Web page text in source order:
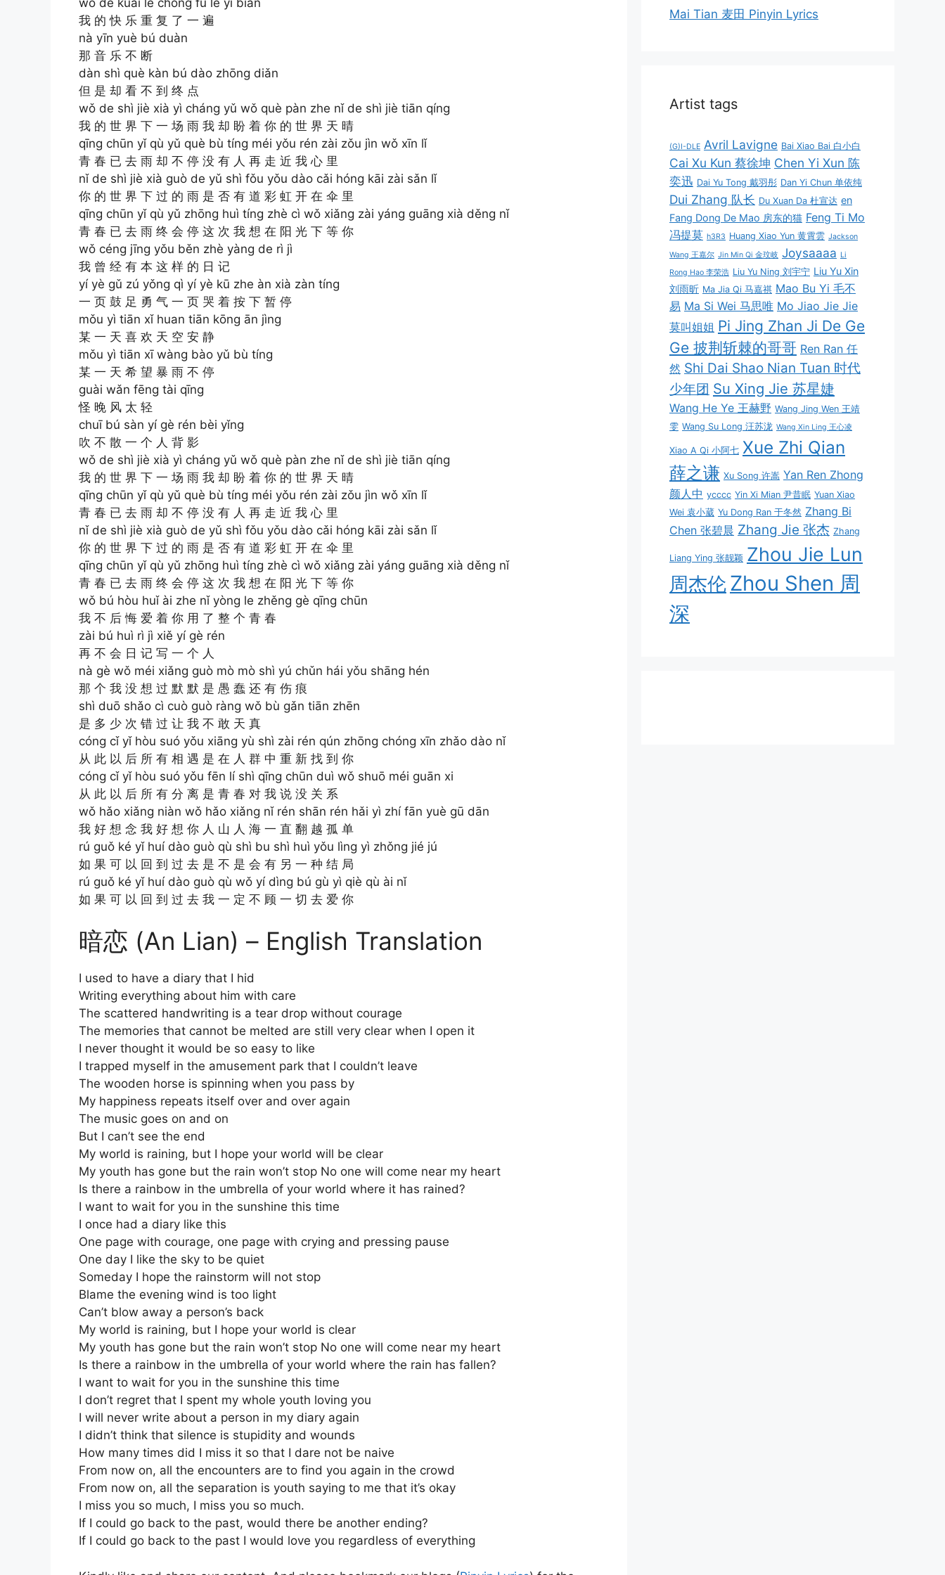
我 的 快 乐 重 复 了 一 遍
nà yīn yuè bú duàn
那 音 乐 不 断
dàn shì què kàn bú dào zhōng diǎn
但 是 却 看 不 到 终 点
wǒ de shì jiè xià yì cháng yǔ wǒ què pàn zhe nǐ de shì jiè tiān qíng
我 的 世 界 下 一 场 雨 我 却 盼 着 你 的 世 界 天 晴
qīng chūn yǐ qù yǔ què bù tíng méi yǒu rén zài zǒu jìn wǒ xīn lǐ
青 春 已 去 雨 却 不 停 没 有 人 再 走 近 我 心 里
nǐ de shì jiè xià guò de yǔ shì fǒu yǒu dào cǎi hóng kāi zài sǎn lǐ
你 的 世 界 下 过 的 雨 是 否 有 道 彩 虹 开 在 伞 里
qīng chūn yǐ qù yǔ zhōng huì tíng zhè cì wǒ xiǎng zài yáng guāng xià děng nǐ
青 春 已 去 雨 终 会 停 这 次 我 想 在 阳 光 下 等 你
wǒ céng jīng yǒu běn zhè yàng de rì jì
我 曾 经 有 本 这 样 的 日 记
yí yè gǔ zú yǒng qì yí yè kū zhe àn xià zàn tíng
一 页 鼓 足 勇 气 一 页 哭 着 按 下 暂 停
mǒu yì tiān xǐ huan tiān kōng ān jìng
某 一 天 喜 欢 天 空 安 静
mǒu yì tiān xī wàng bào yǔ bù tíng
某 一 天 希 望 暴 雨 不 停
guài wǎn fēng tài qīng
怪 晚 风 太 轻
chuī bú sàn yí gè rén bèi yǐng
吹 不 散 一 个 人 背 影
wǒ de shì jiè xià yì cháng yǔ wǒ què pàn zhe nǐ de shì jiè tiān qíng
我 的 世 界 下 一 场 雨 我 却 盼 着 你 的 世 界 天 晴
qīng chūn yǐ qù yǔ què bù tíng méi yǒu rén zài zǒu jìn wǒ xīn lǐ
青 春 已 去 雨 却 不 停 没 有 人 再 走 近 我 心 里
nǐ de shì jiè xià guò de yǔ shì fǒu yǒu dào cǎi hóng kāi zài sǎn lǐ
你 的 世 界 下 过 的 雨 是 否 有 道 彩 虹 开 在 伞 里
qīng chūn yǐ qù yǔ zhōng huì tíng zhè cì wǒ xiǎng zài yáng guāng xià děng nǐ
青 春 已 去 雨 终 会 停 这 次 我 想 在 阳 光 下 等 你
wǒ bú hòu huǐ ài zhe nǐ yòng le zhěng gè qīng chūn
我 不 后 悔 爱 着 你 用 了 整 个 青 春
zài bú huì rì jì xiě yí gè rén
再 不 会 日 记 写 一 个 人
nà gè wǒ méi xiǎng guò mò mò shì yú chǔn hái yǒu shāng hén
那 个 我 没 想 过 默 默 是 愚 蠢 还 有 伤 痕
shì duō shǎo cì cuò guò ràng wǒ bù gǎn tiān zhēn
是 多 少 次 错 过 让 我 不 敢 天 真
cóng cǐ yǐ hòu suó yǒu xiāng yù shì zài rén qún zhōng chóng xīn zhǎo dào nǐ
从 此 以 后 所 有 相 遇 是 在 人 群 中 重 新 找 到 你
cóng cǐ yǐ hòu suó yǒu fēn lí shì qīng chūn duì wǒ shuō méi guān xi
从 此 以 后 所 有 分 离 是 青 春 对 我 说 没 关 系
wǒ hǎo xiǎng niàn wǒ hǎo xiǎng nǐ rén shān rén hǎi yì zhí fān yuè gū dān
我 好 想 念 我 好 想 你 人 山 人 海 一 直 翻 越 孤 单
rú guǒ ké yǐ huí dào guò qù shì bu shì huì yǒu lìng yì zhǒng jié jú
如 果 可 以 回 到 过 去 是 不 是 会 有 另 一 种 结 局
rú guǒ ké yǐ huí dào guò qù wǒ yí dìng bú gù yì qiè qù ài nǐ
如 果 可 以 回 到 过 去 我 一 定 不 顾 一 切 去 爱 你
暗恋 (An Lian) – English Translation
I used to have a diary that I hid
Writing everything about him with care
The scattered handwriting is a tear drop without courage
The memories that cannot be melted are still very clear when I open it
I never thought it would be so easy to like
I trapped myself in the amusement park that I couldn’t leave
The wooden horse is spinning when you pass by
My happiness repeats itself over and over again
The music goes on and on
But I can’t see the end
My world is raining, but I hope your world will be clear
My youth has gone but the rain won’t stop No one will come near my heart
Is there a rainbow in the umbrella of your world where it has rained?
I want to wait for you in the sunshine this time
I once had a diary like this
One page with courage, one page with crying and pressing pause
One day I like the sky to be quiet
Someday I hope the rainstorm will not stop
Blame the evening wind is too light
Can’t blow away a person’s back
My world is raining, but I hope your world is clear
My youth has gone but the rain won’t stop No one will come near my heart
Is there a rainbow in the umbrella of your world where the rain has fallen?
I want to wait for you in the sunshine this time
I don’t regret that I spent my whole youth loving you
I will never write about a person in my diary again
I didn’t think that silence is stupidity and wounds
How many times did I miss it so that I dare not be naive
From now on, all the encounters are to find you again in the crowd
From now on, all the separation is youth saying to me that it’s okay
I miss you so much, I miss you so much.
If I could go back to the past, would there be another ending?
If I could go back to the past I would love you regardless of everything
Mai Tian 麦田 Pinyin Lyrics
Artist tags
(G)I-DLE Avril Lavigne Bai Xiao Bai 白小白
Cai Xu Kun 蔡徐坤 Chen Yi Xun 陈
奕迅 Dai Yu Tong 戴羽彤 Dan Yi Chun 单依纯
Dui Zhang 队长 Du Xuan Da 杜宣达 en
Fang Dong De Mao 房东的猫 Feng Ti Mo
冯提莫 h3R3 Huang Xiao Yun 黄霄雲 Jackson
Wang 王嘉尔 Jin Min Qi 金玟岐 Joysaaaa Li
Rong Hao 李荣浩 Liu Yu Ning 刘宇宁 Liu Yu Xin
刘雨昕 Ma Jia Qi 马嘉祺 Mao Bu Yi 毛不
易 Ma Si Wei 马思唯 Mo Jiao Jie Jie
莫叫姐姐 Pi Jing Zhan Ji De Ge
Ge 披荆斩棘的哥哥 Ren Ran 任
然 Shi Dai Shao Nian Tuan 时代
少年团 Su Xing Jie 苏星婕
Wang He Ye 王赫野 Wang Jing Wen 王靖
雯 Wang Su Long 汪苏泷 Wang Xin Ling 王心凌
Xiao A Qi 小阿七 Xue Zhi Qian
薛之谦 Xu Song 许嵩 Yan Ren Zhong
颜人中 ycccc Yin Xi Mian 尹昔眠 Yuan Xiao
Wei 袁小葳 Yu Dong Ran 于冬然 Zhang Bi
Chen 张碧晨 Zhang Jie 张杰 Zhang
Liang Ying 张靓颖 Zhou Jie Lun
周杰伦Zhou Shen 周
深